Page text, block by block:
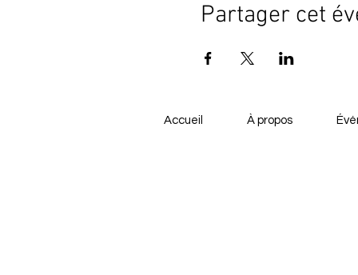
Partager cet
Accueil À propos